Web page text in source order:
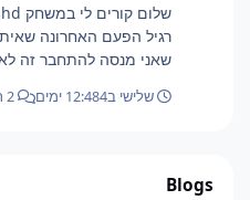
שאני מנסה להתחבר זה לא
שלישי ב12:484 ימים
Blogs